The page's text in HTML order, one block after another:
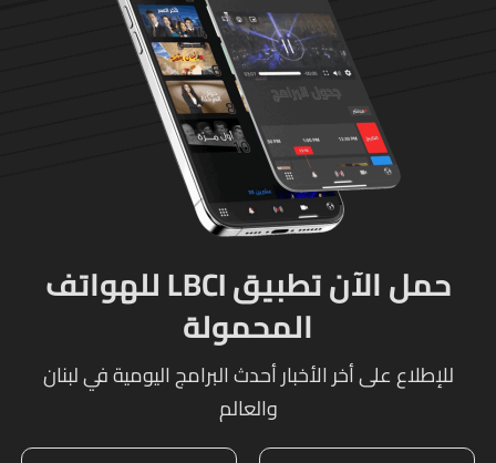
حمل الآن تطبيق LBCI للهواتف
المحمولة
للإطلاع على أخر الأخبار أحدث البرامج اليومية في لبنان
والعالم